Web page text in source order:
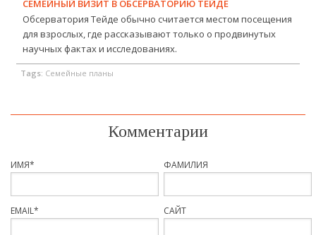
СЕМЕЙНЫЙ ВИЗИТ В ОБСЕРВАТОРИЮ ТЕЙДЕ
Обсерватория Тейде обычно считается местом посещения
для взрослых, где рассказывают только о продвинутых
научных фактах и исследованиях.
Tags: Семейные планы
Комментарии
ИМЯ* ФАМИЛИЯ
EMAIL* САЙТ